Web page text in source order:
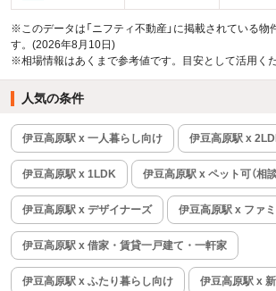
※このデータは「ニフティ不動産」に掲載されている物
す。(2026年8月10日)
※相場情報はあくまで参考値です。目安として活用くだ
人気の条件
伊豆高原駅 x 一人暮らし向け 伊豆高原駅 x
伊豆高原駅 x 1LDK 伊豆高原駅 x ペット可（相談
伊豆高原駅 x デザイナーズ 伊豆高原駅 x ファ
伊豆高原駅 x 借家・賃貸一戸建て・一軒家
伊豆高原駅 x ふたり暮らし向け 伊豆高原駅 x